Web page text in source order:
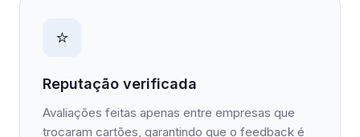
⭐
Reputação verificada
Avaliações feitas apenas entre empresas que
trocaram cartões, garantindo que o feedback é